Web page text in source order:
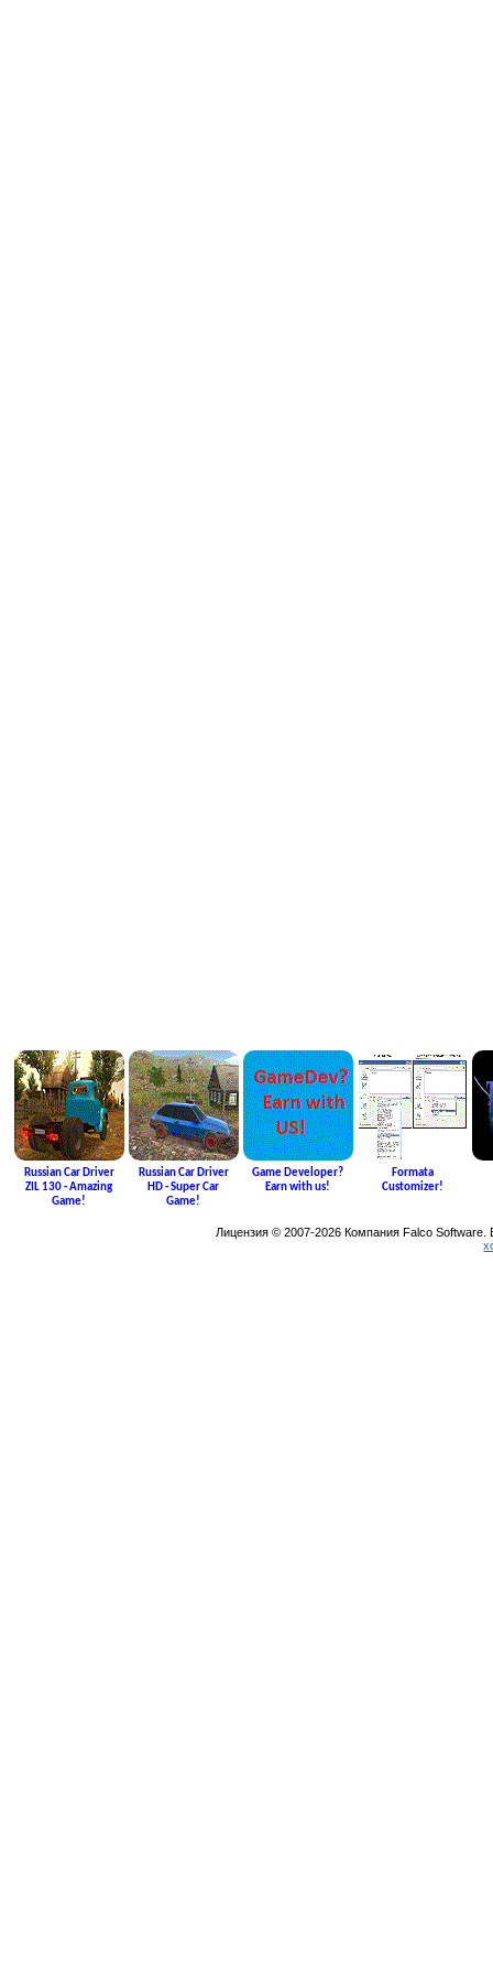
Russian Car Driver
ZIL 130 - Amazing
Game!
Russian Car Driver
HD - Super Car
Game!
Game Developer?
Earn with us!
Formata
Customizer!
Лицензия © 2007-2026 Компания Falco